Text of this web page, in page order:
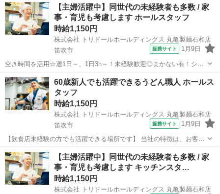
かもしれません。 飲食業の経験がない方からのご応募も多く、 「自分
と同年代の人がイキイキ仕事を...
山梨 笛吹市 レストラン
【主婦活躍中】同世代の未経験者も多数 / 家
事・育児も考慮します ホールスタッフ
時給1,150円
株式会社 トリドールホールディングス 丸亀製麺石和店
笛吹市
提携サイト 1月9日
空き時間を活用☆週1日～、1日3h～！未経験歓迎◎まかない有！シフ
トは1週間毎♪ 家事や育児のご経験を活かしませんか？ 【主婦(夫)さん
におススメポイント】 ・同世代の主婦(夫)さんもみんな未経験からス
タートできます。 ...
山梨 笛吹市 レストラン
60歳新人でも活躍できるうどん職人 ホールス
タッフ
時給1,150円
株式会社 トリドールホールディングス 丸亀製麺石和店
笛吹市
提携サイト 1月9日
【飲食店未経験の方でも活躍できる場所です】 当社の特徴は、お客さ
まとして食べに来てくれた方が働いてくれることが多い ところにある
かもしれません。 飲食業の経験がない方からのご応募も多く、 「自分
と同年代の人がイキイキ仕事を...
山梨 笛吹市 レストラン
【主婦活躍中】同世代の未経験者も多数 / 家
事・育児も考慮します キッチンスタ…
時給1,150円
株式会社 トリドールホールディングス 丸亀製麺石和店